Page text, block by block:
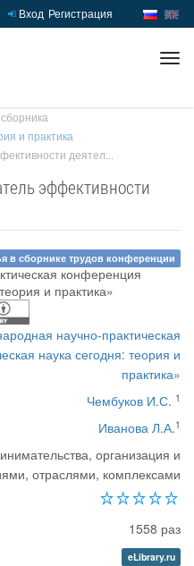
Вход Регистрация
и практика
деятел...
эффективности
в сборнике трудов конференции
научно-практическая
наука сегодня: теория и
практика»
Чембуков И.С. 1
Иванова Л.А.1
организация и
отраслями, комплексами
1558 раз
eLibrary.ru